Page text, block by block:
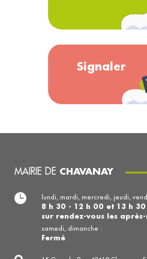
Signaler
MAIRIE DE CHAVANAY
lundi, mardi, mercredi, jeudi,
8 h 30 - 12 h 00 et 13 h
sur rendez-vous les
samedi, dimanche :
Fermé